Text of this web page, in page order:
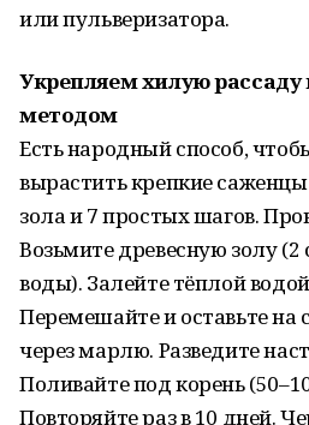
или пульверизатора.
Укрепляем хилую
методом
Есть народный способ,
вырастить крепкие
зола и 7 простых шагов.
Возьмите древесную золу (2
воды). Залейте тёплой водой
Перемешайте и оставьте на
через марлю. Разведите
Поливайте под корень
Повторяйте раз в 10 дней.